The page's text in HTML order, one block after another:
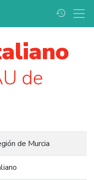
history
de
de Murcia